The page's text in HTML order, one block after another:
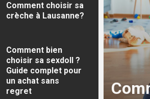
Comment choisir sa
crèche à Lausanne?
Comment bien
choisir sa sexdoll ?
Guide complet pour
un achat sans
regret
en